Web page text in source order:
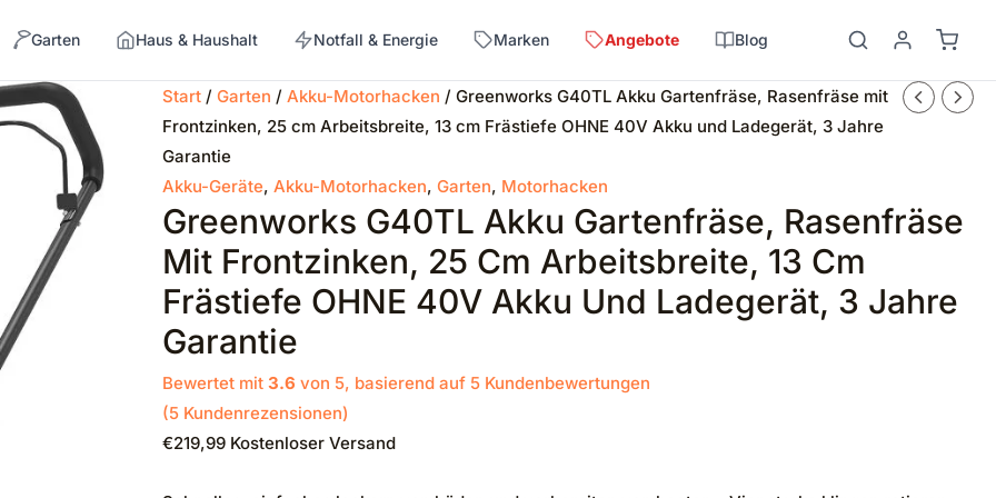
Garten Haus & Haushalt Notfall & Energie Marken Angebote Blog
→
Start/ Garten / Akku-Motorhacken / Greenworks G40TL Akku Gartenfräse, Rasenfräse mit
Frontzinken, 25 cm Arbeitsbreite, 13 cm Frästiefe OHNE 40V Akku und Ladegerät, 3 Jahre
Garantie
Akku-Geräte, Akku-Motorhacken, Garten, Motorhacken
Greenworks G40TL Akku Gartenfräse, Rasenfräse
Mit Frontzinken, 25 Cm Arbeitsbreite, 13 Cm
Frästiefe OHNE 40V Akku Und Ladegerät, 3 Jahre
Garantie
Bewertet mit 3.6 von 5, basierend auf 5Kundenbewertungen
(5Kundenrezensionen)
€219,99 Kostenloser Versand